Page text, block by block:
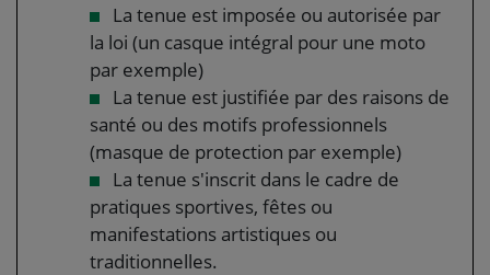
La tenue est imposée ou autorisée par
la loi (un casque intégral pour une moto
par exemple)
La tenue est justifiée par des raisons de
santé ou des motifs professionnels
(masque de protection par exemple)
La tenue s'inscrit dans le cadre de
pratiques sportives, fêtes ou
manifestations artistiques ou
traditionnelles.